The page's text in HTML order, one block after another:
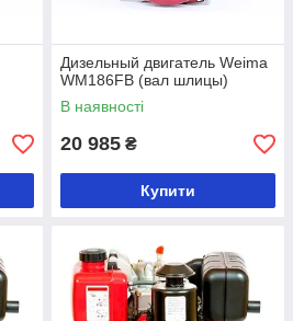
Дизельный двигатель Weima
WM186FB (вал шлицы)
В наявності
20 985 ₴
Купити